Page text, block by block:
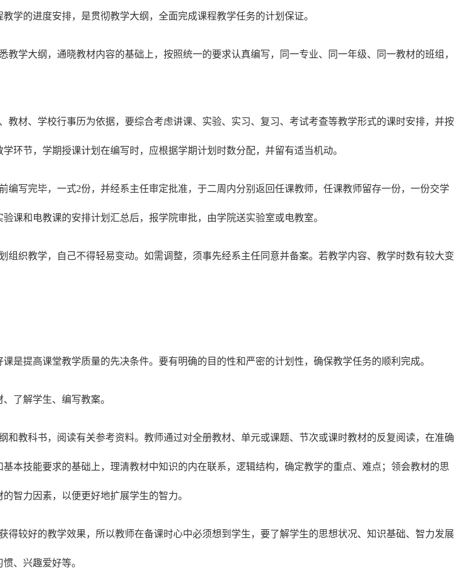
学的进度安排，是贯彻教学大纲，全面完成课程教学任务的计划保证。
教学大纲，通晓教材内容的基础上，按照统一的要求认真编写，同一专业、同一年级、同一教材的班组，
教材、学校行事历为依据，要综合考虑讲课、实验、实习、复习、考试考查等教学形式的课时安排，并按
环节，学期授课计划在编写时，应根据学期计划时数分配，并留有适当机动。
编写完毕，一式2份，并经系主任审定批准，于二周内分别返回任课教师，任课教师留存一份，一份交学
课和电教课的安排计划汇总后，报学院审批，由学院送实验室或电教室。
组织教学，自己不得轻易变动。如需调整，须事先经系主任同意并备案。若教学内容、教学时数有较大变
是提高课堂教学质量的先决条件。要有明确的目的性和严密的计划性，确保教学任务的顺利完成。
了解学生、编写教案。
和教科书，阅读有关参考资料。教师通过对全册教材、单元或课题、节次或课时教材的反复阅读，在准确
本技能要求的基础上，理清教材中知识的内在联系，逻辑结构，确定教学的重点、难点；领会教材的思
智力因素，以便更好地扩展学生的智力。
得较好的教学效果，所以教师在备课时心中必须想到学生，要了解学生的思想状况、知识基础、智力发展
、兴趣爱好等。